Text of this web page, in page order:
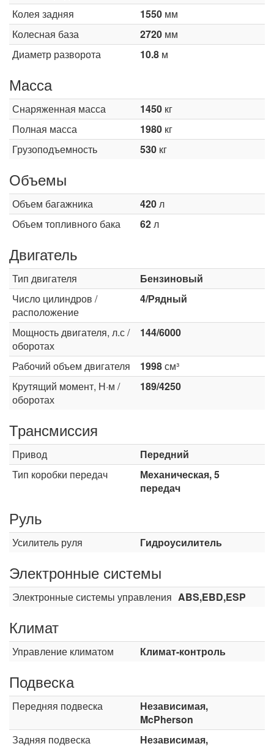
Колея задняя
1550 мм
Колесная база
2720 мм
Диаметр разворота
10.8 м
Масса
Снаряженная масса 1450 кг
Полная масса
1980 кг
Грузоподъемность
530 кг
Объемы
Объем багажника 420л
Объем топливного бака
62л
Двигатель
Тип двигателя
Бензиновый
Число цилиндров /
расположение
4/Рядный
Мощность двигателя, л.с /
оборотах
144/6000
Рабочий объем двигателя 1998см³
Крутящий момент, Н·м /
оборотах
189/4250
Трансмиссия
Привод
Передний
Тип коробки передач
Механическая, 5
передач
Руль
Усилитель руля Гидроусилитель
Электронные системы
Электронные системы управления ABS,EBD,ESP
Климат
Управление климатом Климат-контроль
Подвеска
Передняя подвеска
Независимая,
McPherson
Задняя подвеска
Независимая,